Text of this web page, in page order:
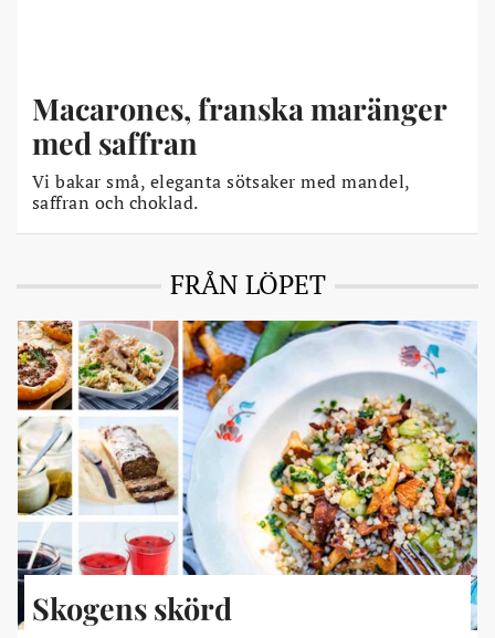
Macarones, franska maränger
med saffran
Vi bakar små, eleganta sötsaker med mandel,
saffran och choklad.
FRÅN LÖPET
Skogens skörd